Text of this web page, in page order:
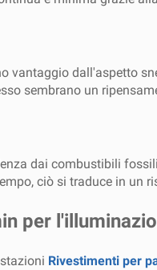
vantaggio dall'aspetto
sembrano un
dai combustibili
ciò si traduce in un
per
Rivestimenti per